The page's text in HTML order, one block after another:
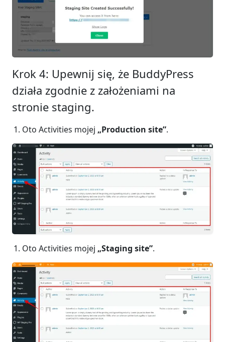
Krok 4: Upewnij się, że BuddyPress
działa zgodnie z założeniami na
stronie staging.
Oto Activities mojej „Production site”.
Oto Activities mojej „Staging site”.